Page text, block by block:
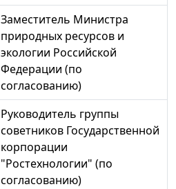
Заместитель Министра
природных ресурсов и
экологии Российской
Федерации (по
согласованию)
Руководитель группы
советников Государственной
корпорации
"Ростехнологии" (по
согласованию)